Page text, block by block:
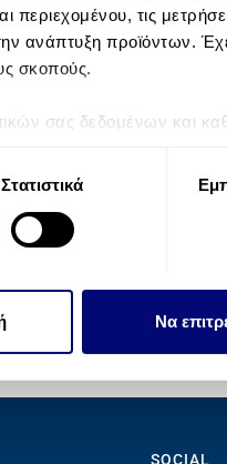
τις
ανάπτυξη προϊόντων.
σκοπούς.
σας δεδομένων και
την παροχή
Στατιστικά
Να
SOCIAL